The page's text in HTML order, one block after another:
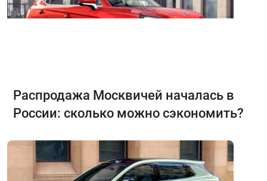
Распродажа Москвичей началась в
России: сколько можно сэкономить?